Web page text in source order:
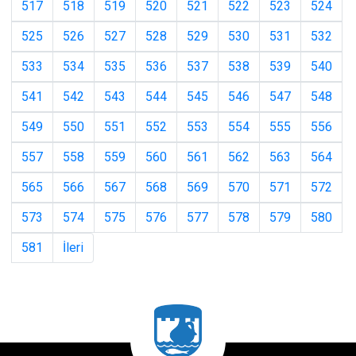
517 518 519 520 521 522 523
524
525
526 527 528 529 530 531
532
533
534 535 536 537 538 539
540
541
542 543 544 545 546 547
548
549
550 551 552 553 554 555
556
557
558 559 560 561 562 563
564
565
566 567 568 569 570 571
572
573
574 575 576 577 578 579
580
581
İleri